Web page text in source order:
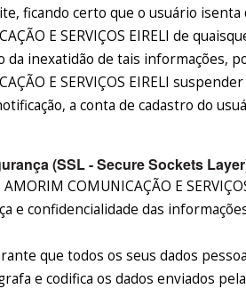
ficando certo que o usuário isenta
E SERVIÇOS EIRELI de
inexatidão de tais informações,
E SERVIÇOS EIRELI
a conta de cadastro do
(SSL - Secure Sockets
AMORIM COMUNICAÇÃO E
e confidencialidade das
que todos os seus dados
e codifica os dados enviados